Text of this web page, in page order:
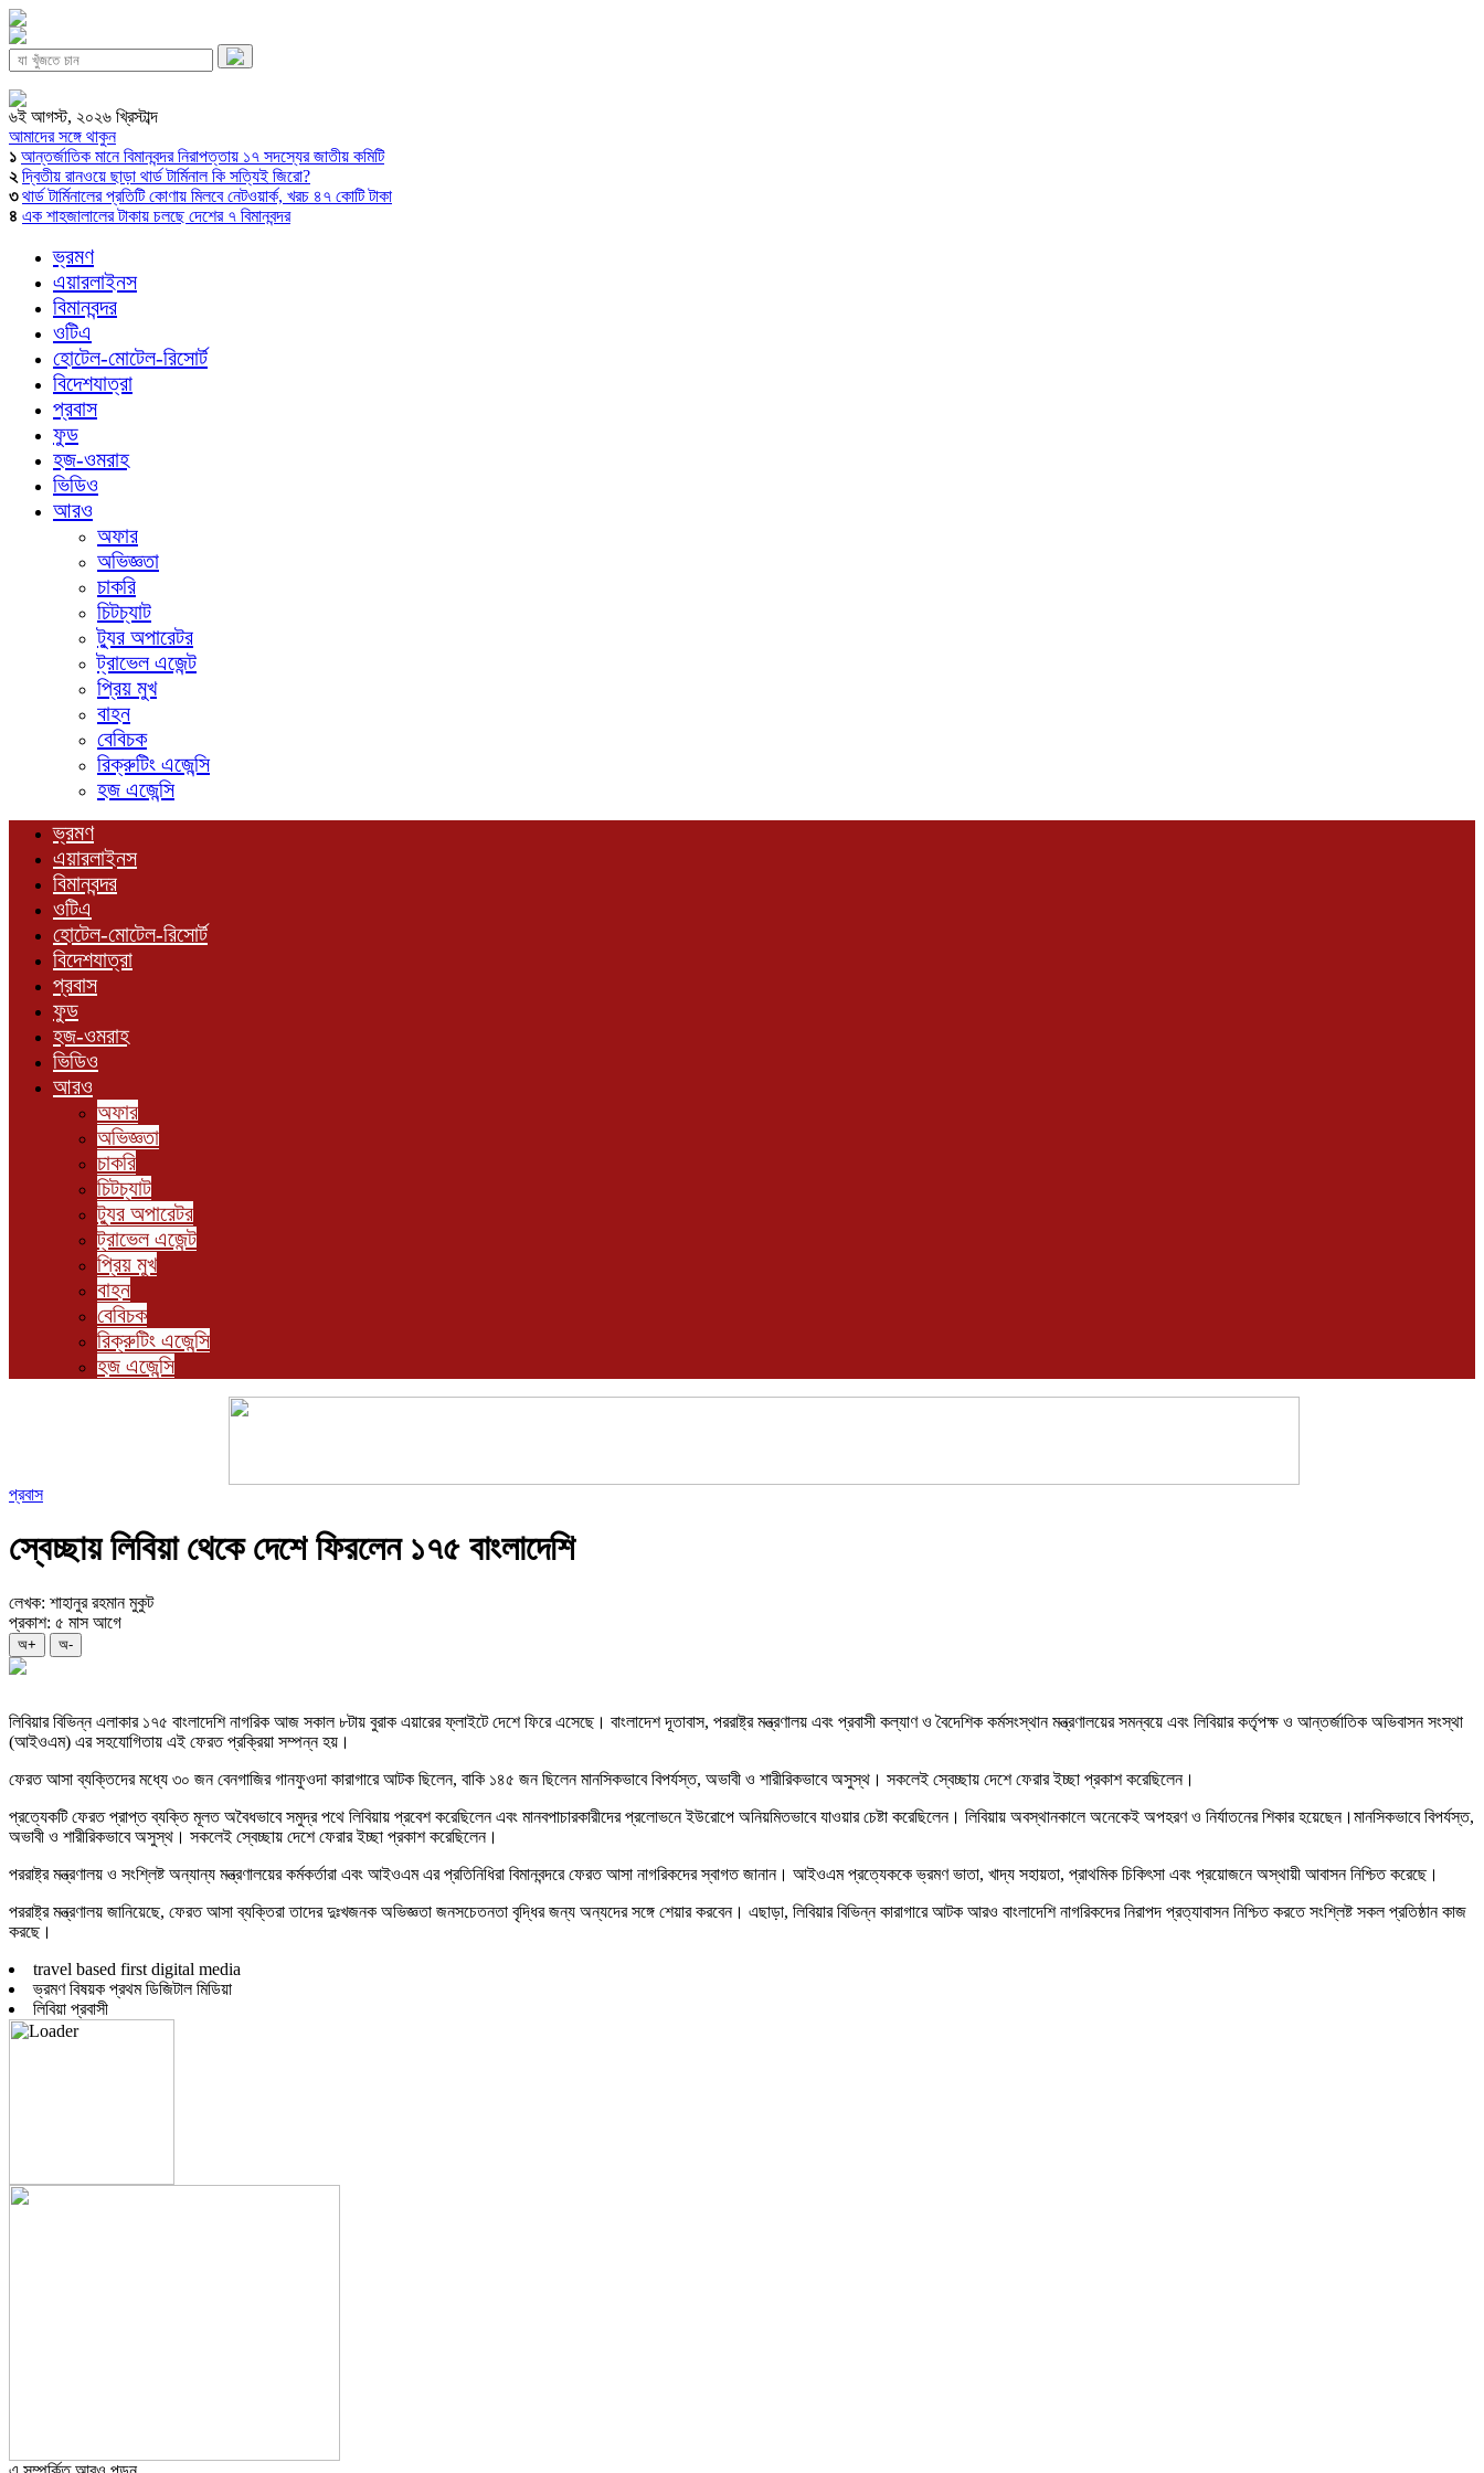
৬ই আগস্ট, ২০২৬ খ্রিস্টাব্দ
আমাদের সঙ্গে থাকুন
১ আন্তর্জাতিক মানে বিমানবন্দর নিরাপত্তায় ১৭ সদস্যের জাতীয় কমিটি
২ দ্বিতীয় রানওয়ে ছাড়া থার্ড টার্মিনাল কি সত্যিই জিরো?
৩ থার্ড টার্মিনালের প্রতিটি কোণায় মিলবে নেটওয়ার্ক, খরচ ৪৭ কোটি টাকা
৪ এক শাহজালালের টাকায় চলছে দেশের ৭ বিমানবন্দর
ভ্রমণ
এয়ারলাইনস
বিমানবন্দর
ওটিএ
হোটেল-মোটেল-রিসোর্ট
বিদেশযাত্রা
প্রবাস
ফুড
হজ-ওমরাহ
ভিডিও
আরও
অফার
অভিজ্ঞতা
চাকরি
চিটচ্যাট
ট্যুর অপারেটর
ট্রাভেল এজেন্ট
প্রিয় মুখ
বাহন
বেবিচক
রিক্রুটিং এজেন্সি
হজ এজেন্সি
ভ্রমণ
এয়ারলাইনস
বিমানবন্দর
ওটিএ
হোটেল-মোটেল-রিসোর্ট
বিদেশযাত্রা
প্রবাস
ফুড
হজ-ওমরাহ
ভিডিও
আরও
অফার
অভিজ্ঞতা
চাকরি
চিটচ্যাট
ট্যুর অপারেটর
ট্রাভেল এজেন্ট
প্রিয় মুখ
বাহন
বেবিচক
রিক্রুটিং এজেন্সি
হজ এজেন্সি
প্রবাস
স্বেচ্ছায় লিবিয়া থেকে দেশে ফিরলেন ১৭৫ বাংলাদেশি
লেখক: শাহানুর রহমান মুকুট
প্রকাশ: ৫ মাস আগে
অ+ অ-
লিবিয়ার বিভিন্ন এলাকার ১৭৫ বাংলাদেশি নাগরিক আজ সকাল ৮টায় বুরাক এয়ারের ফ্লাইটে দেশে ফিরে এসেছে। বাংলাদেশ দূতাবাস, পররাষ্ট্র মন্ত্রণালয় এবং প্রবাসী কল্যাণ ও বৈদেশিক কর্মসংস্থান মন্ত্রণালয়ের সমন্বয়ে এবং লিবিয়ার কর্তৃপক্ষ ও আন্তর্জাতিক অভিবাসন সংস্থা
(আইওএম) এর সহযোগিতায় এই ফেরত প্রক্রিয়া সম্পন্ন হয়।
ফেরত আসা ব্যক্তিদের মধ্যে ৩০ জন বেনগাজির গানফুওদা কারাগারে আটক ছিলেন, বাকি ১৪৫ জন ছিলেন মানসিকভাবে বিপর্যস্ত, অভাবী ও শারীরিকভাবে অসুস্থ। সকলেই স্বেচ্ছায় দেশে ফেরার ইচ্ছা প্রকাশ করেছিলেন।
প্রত্যেকটি ফেরত প্রাপ্ত ব্যক্তি মূলত অবৈধভাবে সমুদ্র পথে লিবিয়ায় প্রবেশ করেছিলেন এবং মানবপাচারকারীদের প্রলোভনে ইউরোপে অনিয়মিতভাবে যাওয়ার চেষ্টা করেছিলেন। লিবিয়ায় অবস্থানকালে অনেকেই অপহরণ ও নির্যাতনের শিকার হয়েছেন।মানসিকভাবে বিপর্যস্ত,
অভাবী ও শারীরিকভাবে অসুস্থ। সকলেই স্বেচ্ছায় দেশে ফেরার ইচ্ছা প্রকাশ করেছিলেন।
পররাষ্ট্র মন্ত্রণালয় ও সংশ্লিষ্ট অন্যান্য মন্ত্রণালয়ের কর্মকর্তারা এবং আইওএম এর প্রতিনিধিরা বিমানবন্দরে ফেরত আসা নাগরিকদের স্বাগত জানান। আইওএম প্রত্যেককে ভ্রমণ ভাতা, খাদ্য সহায়তা, প্রাথমিক চিকিৎসা এবং প্রয়োজনে অস্থায়ী আবাসন নিশ্চিত করেছে।
পররাষ্ট্র মন্ত্রণালয় জানিয়েছে, ফেরত আসা ব্যক্তিরা তাদের দুঃখজনক অভিজ্ঞতা জনসচেতনতা বৃদ্ধির জন্য অন্যদের সঙ্গে শেয়ার করবেন। এছাড়া, লিবিয়ার বিভিন্ন কারাগারে আটক আরও বাংলাদেশি নাগরিকদের নিরাপদ প্রত্যাবাসন নিশ্চিত করতে সংশ্লিষ্ট সকল প্রতিষ্ঠান কাজ
করছে।
travel based first digital media
ভ্রমণ বিষয়ক প্রথম ডিজিটাল মিডিয়া
লিবিয়া প্রবাসী